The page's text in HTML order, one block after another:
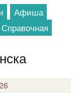
Афиша
Справочная